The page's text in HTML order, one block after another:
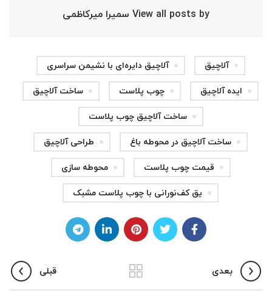
View all posts by سمیرا میرکاظمی
آلاچیق
آلاچیق دایره‌ای با نشیمن سراسری
ایده آلاچیق
چوب پلاست
ساخت آلاچیق
ساخت آلاچیق چوب پلاست
ساخت آلاچیق در محوطه باغ
طراحی آلاچیق
قیمت چوب پلاست
محوطه سازی
یق کف‌نورانی با چوب پلاست مشبک
بعدی قبلی